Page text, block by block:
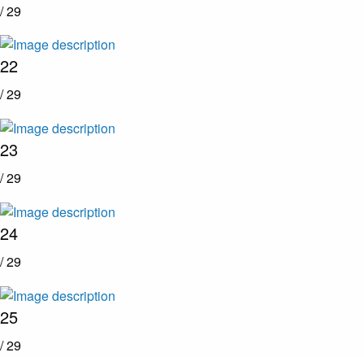
/ 29
22
/ 29
23
/ 29
24
/ 29
25
/ 29